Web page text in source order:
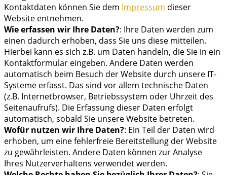
Kontaktdaten können Sie dem Impressum dieser
Website entnehmen.
Wie erfassen wir Ihre Daten?: Ihre Daten werden zum
einen dadurch erhoben, dass Sie uns diese mitteilen.
Hierbei kann es sich z.B. um Daten handeln, die Sie in ein
Kontaktformular eingeben. Andere Daten werden
automatisch beim Besuch der Website durch unsere IT-
Systeme erfasst. Das sind vor allem technische Daten
(z.B. Internetbrowser, Betriebssystem oder Uhrzeit des
Seitenaufrufs). Die Erfassung dieser Daten erfolgt
automatisch, sobald Sie unsere Website betreten.
Wofür nutzen wir Ihre Daten?: Ein Teil der Daten wird
erhoben, um eine fehlerfreie Bereitstellung der Website
zu gewährleisten. Andere Daten können zur Analyse
Ihres Nutzerverhaltens verwendet werden.